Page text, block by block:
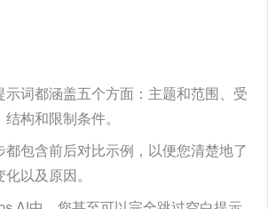
示词都涵盖五个方面：主题和范围、受
构和限制条件。
都包含前后对比示例，以便您清楚地了
以及原因。